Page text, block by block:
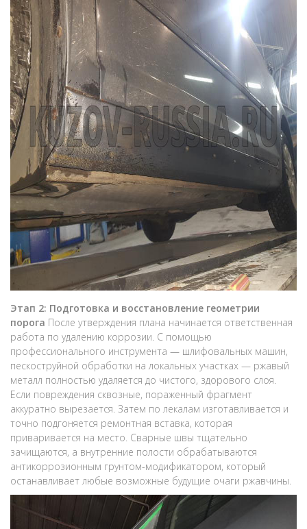
Этап 2: Подготовка и восстановление геометрии
порога После утверждения плана начинается ответственная
работа по удалению коррозии. С помощью
профессионального инструмента — шлифовальных машин,
пескоструйной обработки на локальных участках — ржавый
металл полностью удаляется до чистого, здорового слоя.
Если повреждения сквозные, пораженный фрагмент
аккуратно вырезается. Затем по лекалам изготавливается и
точно подгоняется ремонтная вставка, которая
приваривается на место. Сварные швы тщательно
зачищаются, а внутренние полости обрабатываются
антикоррозионным грунтом-модификатором, который
останавливает любые возможные будущие очаги ржавчины.